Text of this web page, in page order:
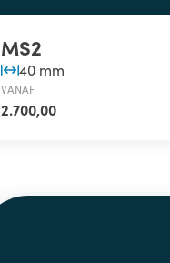
MS2
40 mm
VANAF
2.700,00